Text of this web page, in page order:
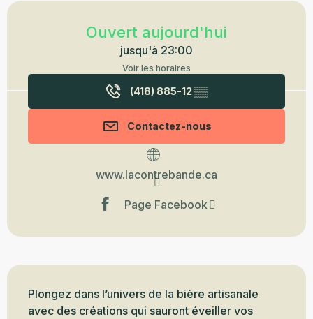
Ouverture et coordonnées
Ouvert aujourd'hui
jusqu'à 23:00
Voir les horaires
(418) 885-12 ▒▒
Contactez-nous
www.lacontrebande.ca
Page Facebook
Description
Plongez dans l’univers de la bière artisanale
avec des créations qui sauront éveiller vos